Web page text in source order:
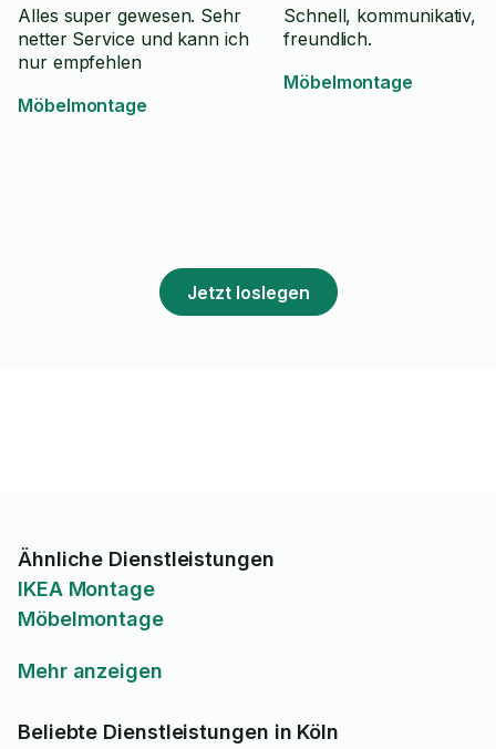
Alles super gewesen. Sehr
netter Service und kann ich
nur empfehlen
Möbelmontage
Schnell, kommunikativ,
freundlich.
Möbelmontage
Jetzt loslegen
Ähnliche Dienstleistungen
IKEA Montage
Möbelmontage
Mehr anzeigen
Beliebte Dienstleistungen in Köln